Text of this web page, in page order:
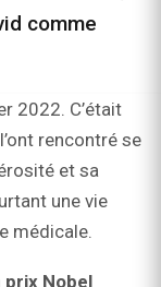
comme
2022. C’était
rencontré se
et sa
une vie
médicale.
prix Nobel